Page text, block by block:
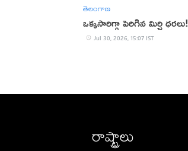
తెలంగాణ
ఒక్కసారిగ్గా పెరిగిన మిర్చి ధరలు!
Jul 30, 2026, 15:07 IST
రాష్ట్రాలు